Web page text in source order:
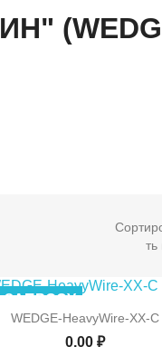
ть
 Быстрый просмотр
WEDGE-HeavyWire-XX-C
0,00 ₽
ЗАПРОСУ